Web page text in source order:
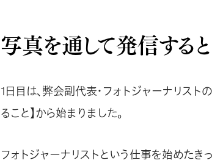
写真を通して発信する
1日目は、弊会副代表・フォトジャーナリス
ること】から始まりました。
フォトジャーナリストという仕事を始めたき